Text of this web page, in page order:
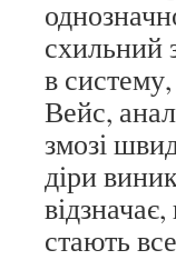
схильний
в
Вейс,
змозі
діри
стають